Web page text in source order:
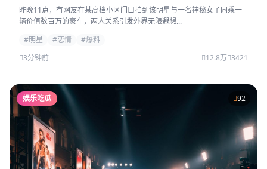
昨晚11点，有网友在某高档小区门口拍到该明星与一名神秘女子同乘一
辆价值数百万的豪车，两人关系引发外界无限遐想...
#明星
#恋情
#爆料
3分钟前
12.8万 3421
娱乐吃瓜 92